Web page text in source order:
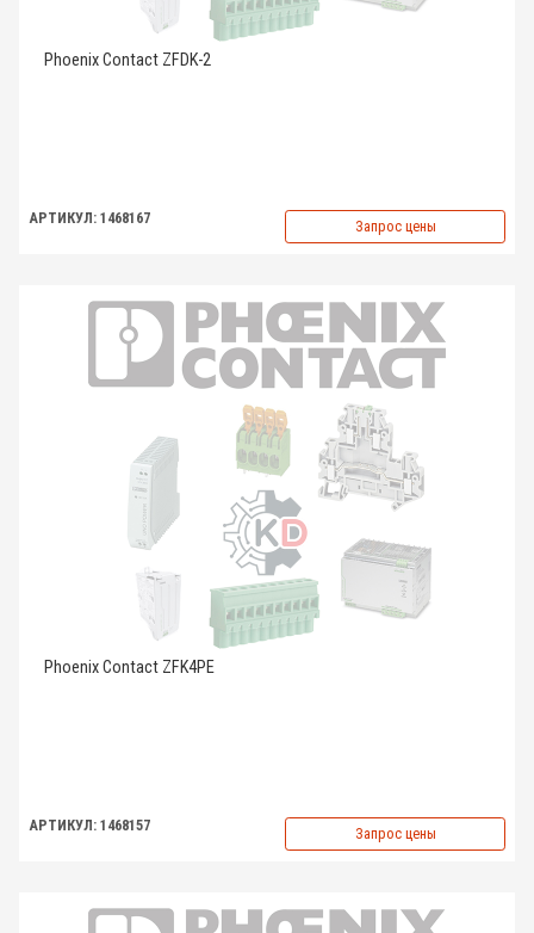
Phoenix Contact ZFDK-2
АРТИКУЛ: 1468167 Запрос цены
Phoenix Contact ZFK4PE
АРТИКУЛ: 1468157 Запрос цены